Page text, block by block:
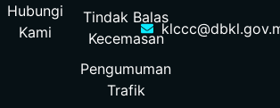
Hubungi
Kami
Tindak Balas
Kecemasan
Pengumuman
Trafik